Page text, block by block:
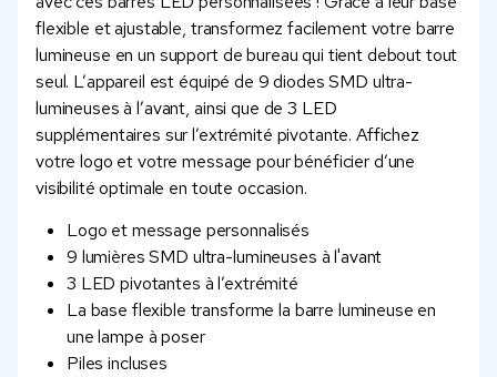
flexible et ajustable, transformez facilement votre barre
lumineuse en un support de bureau qui tient debout tout
seul. L’appareil est équipé de 9 diodes SMD ultra-
lumineuses à l’avant, ainsi que de 3 LED
supplémentaires sur l’extrémité pivotante. Affichez
votre logo et votre message pour bénéficier d’une
visibilité optimale en toute occasion.
Logo et message personnalisés
9 lumières SMD ultra-lumineuses à l'avant
3 LED pivotantes à l’extrémité
La base flexible transforme la barre lumineuse en
une lampe à poser
Piles incluses